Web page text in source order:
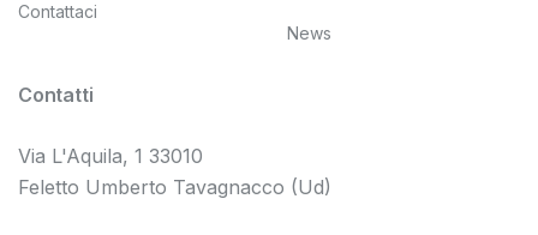
Contattaci
News
Contatti
Via L'Aquila, 1 33010
Feletto Umberto Tavagnacco (Ud)